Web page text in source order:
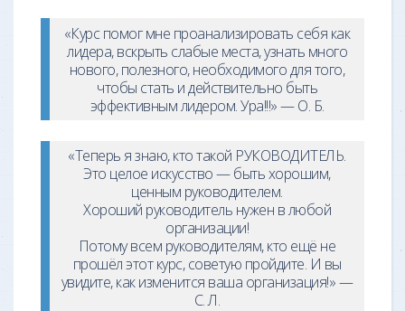
«Курс помог мне проанализировать себя как
лидера, вскрыть слабые места, узнать много
нового, полезного, необходимого для того,
чтобы стать и действительно быть
эффективным лидером. Ура!!!» — О. Б.
«Теперь я знаю, кто такой РУКОВОДИТЕЛЬ.
Это целое искусство — быть хорошим,
ценным руководителем.
Хороший руководитель нужен в любой
организации!
Потому всем руководителям, кто ещё не
прошёл этот курс, советую пройдите. И вы
увидите, как изменится ваша организация!» —
С. Л.